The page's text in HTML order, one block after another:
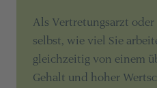
Als Vertretungsarzt
selbst, wie viel Sie
gleichzeitig von einem
Gehalt und hoher